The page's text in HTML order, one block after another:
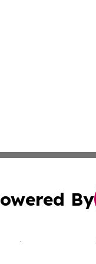
By
Submit Press Release